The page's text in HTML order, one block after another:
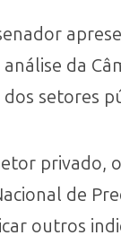
da
setores
privado,
de
outros